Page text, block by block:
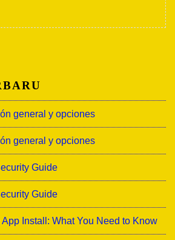
general y opciones
general y opciones
Guide
Guide
Install: What You Need to Know